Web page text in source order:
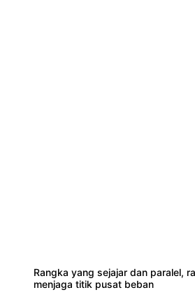
Rangka yang sejajar dan paralel,
menjaga titik pusat beban